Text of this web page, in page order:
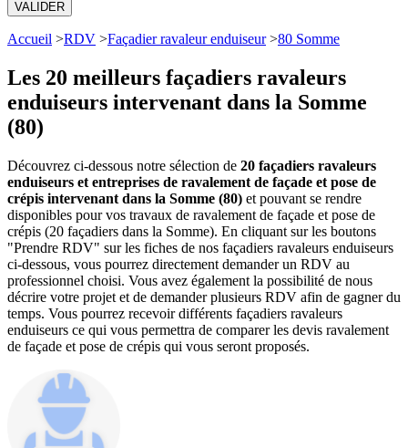
VALIDER
Accueil >RDV >Façadier ravaleur enduiseur>80 Somme
Les 20 meilleurs façadiers ravaleurs
enduiseurs intervenant dans la Somme
(80)
Découvrez ci-dessous notre sélection de 20 façadiers ravaleurs
enduiseurs et entreprises de ravalement de façade et pose de
crépis intervenant dans la Somme (80) et pouvant se rendre
disponibles pour vos travaux de ravalement de façade et pose de
crépis (20 façadiers dans la Somme). En cliquant sur les boutons
"Prendre RDV" sur les fiches de nos façadiers ravaleurs enduiseurs
ci-dessous, vous pourrez directement demander un RDV au
professionnel choisi. Vous avez également la possibilité de nous
décrire votre projet et de demander plusieurs RDV afin de gagner du
temps. Vous pourrez recevoir différents façadiers ravaleurs
enduiseurs ce qui vous permettra de comparer les devis ravalement
de façade et pose de crépis qui vous seront proposés.